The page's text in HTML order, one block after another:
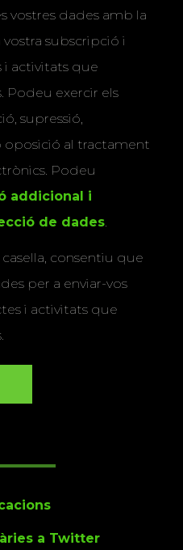
vostres dades amb la
subscripció i
i activitats que
Podeu exercir els
supressió,
al tractament
Podeu
addicional i
de dades.
consentiu que
per a enviar-vos
i activitats que
a Twitter